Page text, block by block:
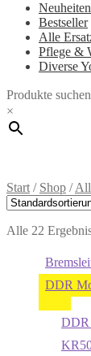
Neuheiten
Bestseller
Alle
Pflege &
Diverse
Produkte
×
Start / Shop /All
Alle 22
DDR
DDR